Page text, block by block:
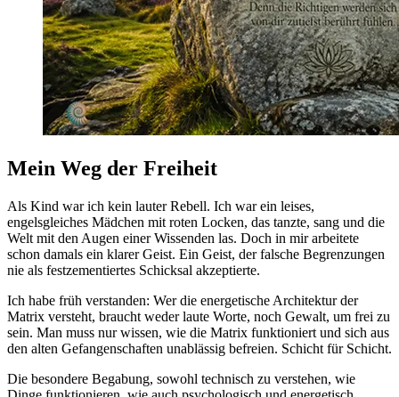
Mein Weg der Freiheit
Als Kind war ich kein lauter Rebell. Ich war ein leises,
engelsgleiches Mädchen mit roten Locken, das tanzte, sang und die
Welt mit den Augen einer Wissenden las. Doch in mir arbeitete
schon damals ein klarer Geist. Ein Geist, der falsche Begrenzungen
nie als festzementiertes Schicksal akzeptierte.
Ich habe früh verstanden: Wer die energetische Architektur der
Matrix versteht, braucht weder laute Worte, noch Gewalt, um frei zu
sein. Man muss nur wissen, wie die Matrix funktioniert und sich aus
den alten Gefangenschaften unablässig befreien. Schicht für Schicht.
Die besondere Begabung, sowohl technisch zu verstehen, wie